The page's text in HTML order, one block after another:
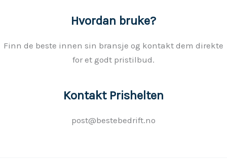
Hvordan bruke?
Finn de beste innen sin bransje og kontakt dem direkte
for et godt pristilbud.
Kontakt Prishelten
post@bestebedrift.no